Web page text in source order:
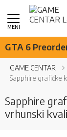
GTA 6
GAME CENTAR
Sapphire
vrhunski